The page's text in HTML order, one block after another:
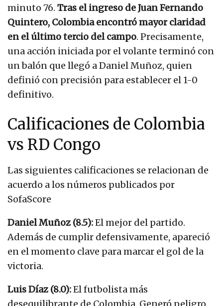
minuto 76. Tras el ingreso de Juan Fernando
Quintero, Colombia encontró mayor claridad
en el último tercio del campo. Precisamente,
una acción iniciada por el volante terminó con
un balón que llegó a Daniel Muñoz, quien
definió con precisión para establecer el 1-0
definitivo.
Calificaciones de Colombia
vs RD Congo
Las siguientes calificaciones se relacionan de
acuerdo a los números publicados por
SofaScore
Daniel Muñoz (8.5):El mejor del partido.
Además de cumplir defensivamente, apareció
en el momento clave para marcar el gol de la
victoria.
Luis Díaz (8.0):El futbolista más
desequilibrante de Colombia. Generó peligro